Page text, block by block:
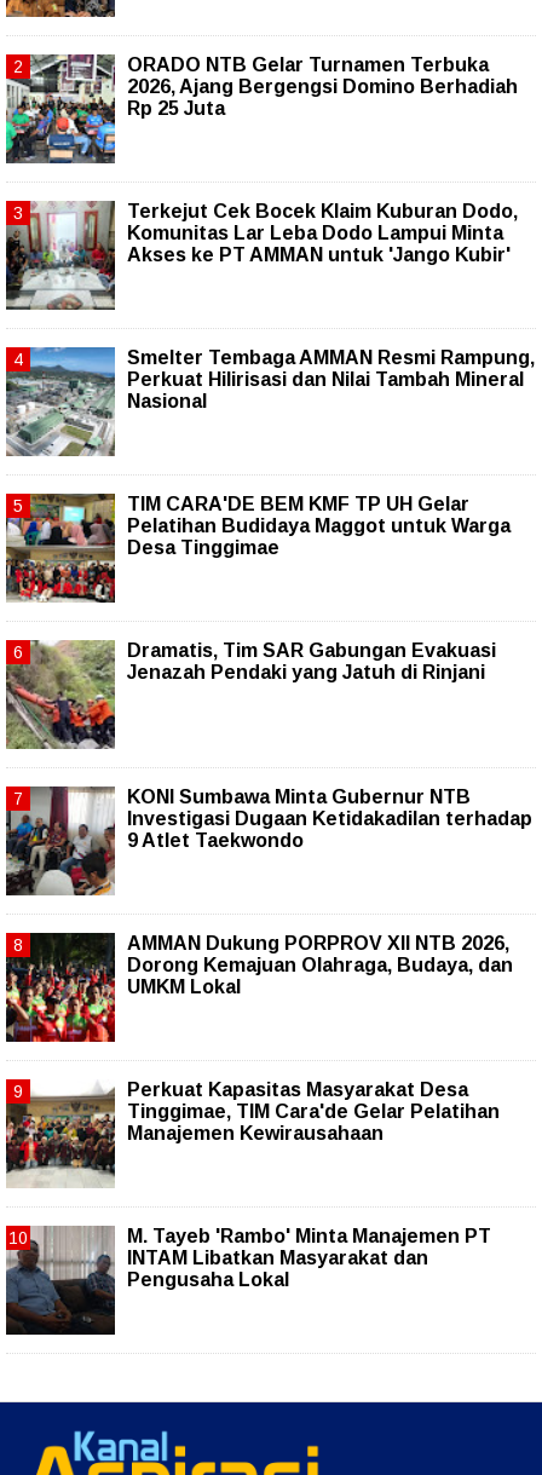
ORADO NTB Gelar Turnamen Terbuka
2026, Ajang Bergengsi Domino Berhadiah
Rp 25 Juta
Terkejut Cek Bocek Klaim Kuburan Dodo,
Komunitas Lar Leba Dodo Lampui Minta
Akses ke PT AMMAN untuk 'Jango Kubir'
Smelter Tembaga AMMAN Resmi Rampung,
Perkuat Hilirisasi dan Nilai Tambah Mineral
Nasional
TIM CARA'DE BEM KMF TP UH Gelar
Pelatihan Budidaya Maggot untuk Warga
Desa Tinggimae
Dramatis, Tim SAR Gabungan Evakuasi
Jenazah Pendaki yang Jatuh di Rinjani
KONI Sumbawa Minta Gubernur NTB
Investigasi Dugaan Ketidakadilan terhadap
9 Atlet Taekwondo
AMMAN Dukung PORPROV XII NTB 2026,
Dorong Kemajuan Olahraga, Budaya, dan
UMKM Lokal
Perkuat Kapasitas Masyarakat Desa
Tinggimae, TIM Cara'de Gelar Pelatihan
Manajemen Kewirausahaan
M. Tayeb 'Rambo' Minta Manajemen PT
INTAM Libatkan Masyarakat dan
Pengusaha Lokal